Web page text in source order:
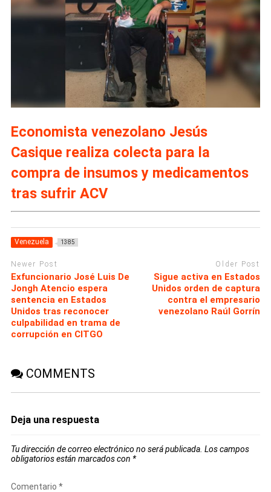
Economista venezolano Jesús
Casique realiza colecta para la
compra de insumos y medicamentos
tras sufrir ACV
Venezuela 1385
Newer Post
Exfuncionario José Luis De
Jongh Atencio espera
sentencia en Estados
Unidos tras reconocer
culpabilidad en trama de
corrupción en CITGO
Older Post
Sigue activa en Estados
Unidos orden de captura
contra el empresario
venezolano Raúl Gorrín
COMMENTS
Deja una respuesta
Tu dirección de correo electrónico no será publicada. Los campos
obligatorios están marcados con *
Comentario *